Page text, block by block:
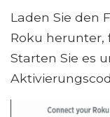
Laden Sie den
Roku herunter,
Starten Sie es